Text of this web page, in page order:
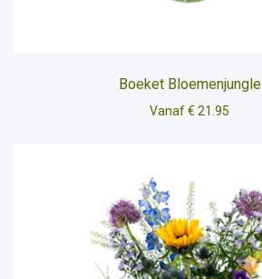
Boeket Bloemenjungle
Vanaf € 21.95